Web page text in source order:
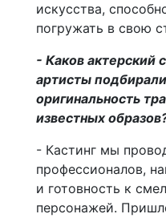
искусства,
погружать в свою
- Каков актерский
артисты
оригинальность
известных
- Кастинг мы
профессионалов,
и готовность к
персонажей.